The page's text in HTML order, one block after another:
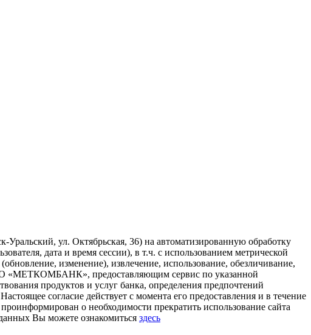
ул. Октябрьская, 36) на автоматизированную обработку
дата и время сессии), в т.ч. с использованием метрической
изменение), извлечение, использование, обезличивание,
«МЕТКОМБАНК», предоставляющим сервис по указанной
продуктов и услуг банка, определения предпочтений
согласие действует с момента его предоставления и в течение
о необходимости прекратить использование сайта
Вы можете ознакомиться здесь